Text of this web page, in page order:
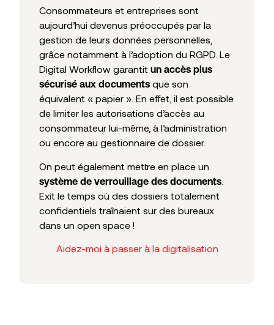
Consommateurs et entreprises sont
aujourd’hui devenus préoccupés par la
gestion de leurs données personnelles,
grâce notamment à l’adoption du RGPD. Le
Digital Workflow garantit un accès plus
sécurisé aux documents que son
équivalent « papier ». En effet, il est possible
de limiter les autorisations d’accès au
consommateur lui-même, à l’administration
ou encore au gestionnaire de dossier.
On peut également mettre en place un
système de verrouillage des documents
Exit le temps où des dossiers totalement
confidentiels traînaient sur des bureaux
dans un open space !
Aidez-moi à passer à la digitalisation